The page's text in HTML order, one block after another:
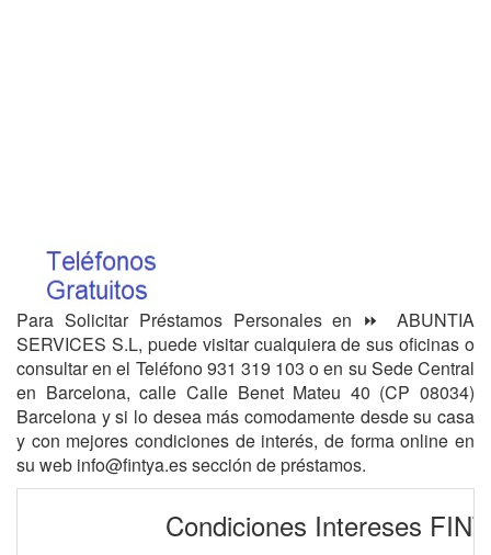
Para Solicitar Préstamos Personales en ⏩ ABUNTIA
SERVICES S.L, puede visitar cualquiera de sus oficinas o
consultar en el Teléfono 931 319 103 o en su Sede Central
en Barcelona, calle Calle Benet Mateu 40 (CP 08034)
Barcelona y si lo desea más comodamente desde su casa
y con mejores condiciones de interés, de forma online en
su web info@fintya.es sección de préstamos.
Condiciones Intereses